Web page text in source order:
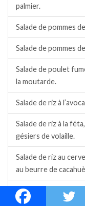
palmier.
Salade de pommes
Salade de pommes
Salade de poulet
la moutarde.
Salade de riz à
Salade de riz à la
gésiers de volaille.
Salade de riz au
au beurre de
Salade de riz au
anglaise.